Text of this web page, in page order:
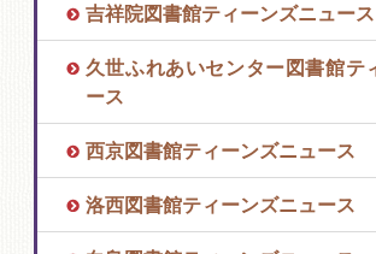
吉祥院図書館ティーンズニュース
久世ふれあいセンター図書館テ
ース
西京図書館ティーンズニュース
洛西図書館ティーンズニュース